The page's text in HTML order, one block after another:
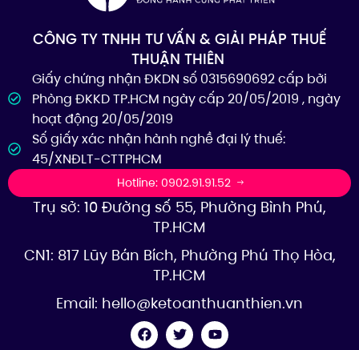
CÔNG TY TNHH TƯ VẤN & GIẢI PHÁP THUẾ
THUẬN THIÊN
Giấy chứng nhận ĐKDN số 0315690692 cấp bởi
Phòng ĐKKD TP.HCM ngày cấp 20/05/2019 , ngày
hoạt động 20/05/2019
Số giấy xác nhận hành nghề đại lý thuế:
45/XNĐLT-CTTPHCM
Hotline: 0902.91.91.52
Trụ sở: 10 Đường số 55, Phường Bình Phú,
TP.HCM
CN1: 817 Lũy Bán Bích, Phường Phú Thọ Hòa,
TP.HCM
Email: hello@ketoanthuanthien.vn